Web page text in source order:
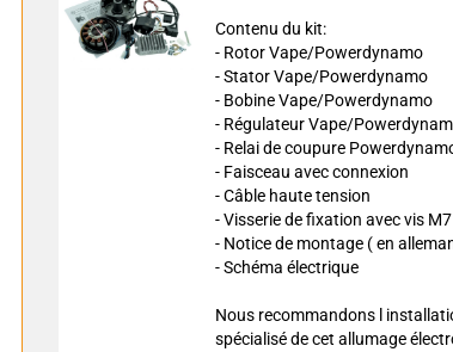
Contenu du kit:
- Rotor Vape/Powerdynamo
- Stator Vape/Powerdynamo
- Bobine Vape/Powerdynamo
- Régulateur Vape/
- Relai de coupure
- Faisceau avec connexion
- Câble haute tension
- Visserie de fixation avec vis M7
- Notice de montage ( en
- Schéma électrique
Nous recommandons l
spécialisé de cet allumage